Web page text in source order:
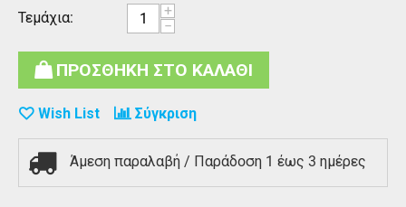
Τεμάχια:
+
−
ΠΡΟΣΘΗΚΗ ΣΤΟ ΚΑΛΑΘΙ
Wish List Σύγκριση
Άμεση παραλαβή / Παράδoση 1 έως 3 ημέρες